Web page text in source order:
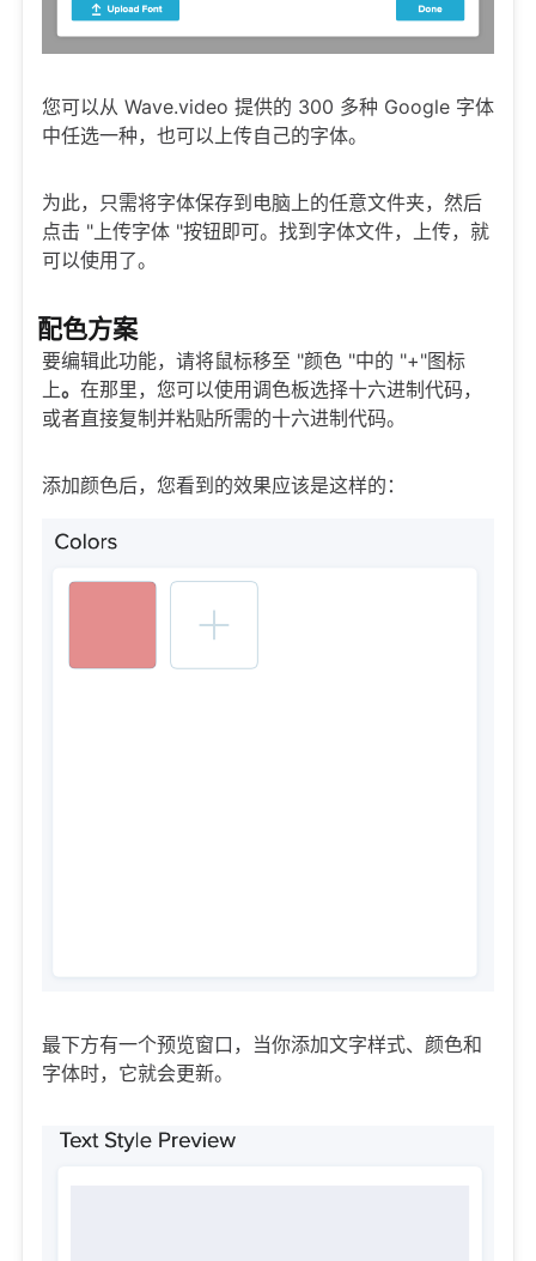
您可以从 Wave.video 提供的 300 多种 Google 字体
中任选一种，也可以上传自己的字体。
为此，只需将字体保存到电脑上的任意文件夹，然后
点击 "上传字体 "按钮即可。找到字体文件，上传，就
可以使用了。
配色方案
要编辑此功能，请将鼠标移至 "颜色 "中的 "+"图标
上。 在那里，您可以使用调色板选择十六进制代码，
或者直接复制并粘贴所需的十六进制代码。
添加颜色后，您看到的效果应该是这样的：
最下方有一个预览窗口，当你添加文字样式、颜色和
字体时，它就会更新。